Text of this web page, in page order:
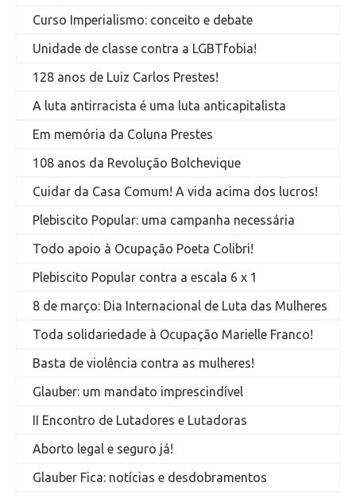
Curso Imperialismo: conceito e debate
Unidade de classe contra a LGBTfobia!
128 anos de Luiz Carlos Prestes!
A luta antirracista é uma luta anticapitalista
Em memória da Coluna Prestes
108 anos da Revolução Bolchevique
Cuidar da Casa Comum! A vida acima dos lucros!
Plebiscito Popular: uma campanha necessária
Todo apoio à Ocupação Poeta Colibri!
Plebiscito Popular contra a escala 6 x 1
8 de março: Dia Internacional de Luta das Mulheres
Toda solidariedade à Ocupação Marielle Franco!
Basta de violência contra as mulheres!
Glauber: um mandato imprescindível
II Encontro de Lutadores e Lutadoras
Aborto legal e seguro já!
Glauber Fica: notícias e desdobramentos